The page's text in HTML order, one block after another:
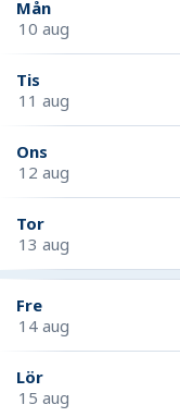
Mån
10 aug
Tis
11 aug
Ons
12 aug
Tor
13 aug
Fre
14 aug
Lör
15 aug